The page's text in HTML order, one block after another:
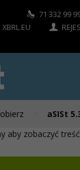
71 332 99
XBRL.EU
aSISt
aby zobaczyć